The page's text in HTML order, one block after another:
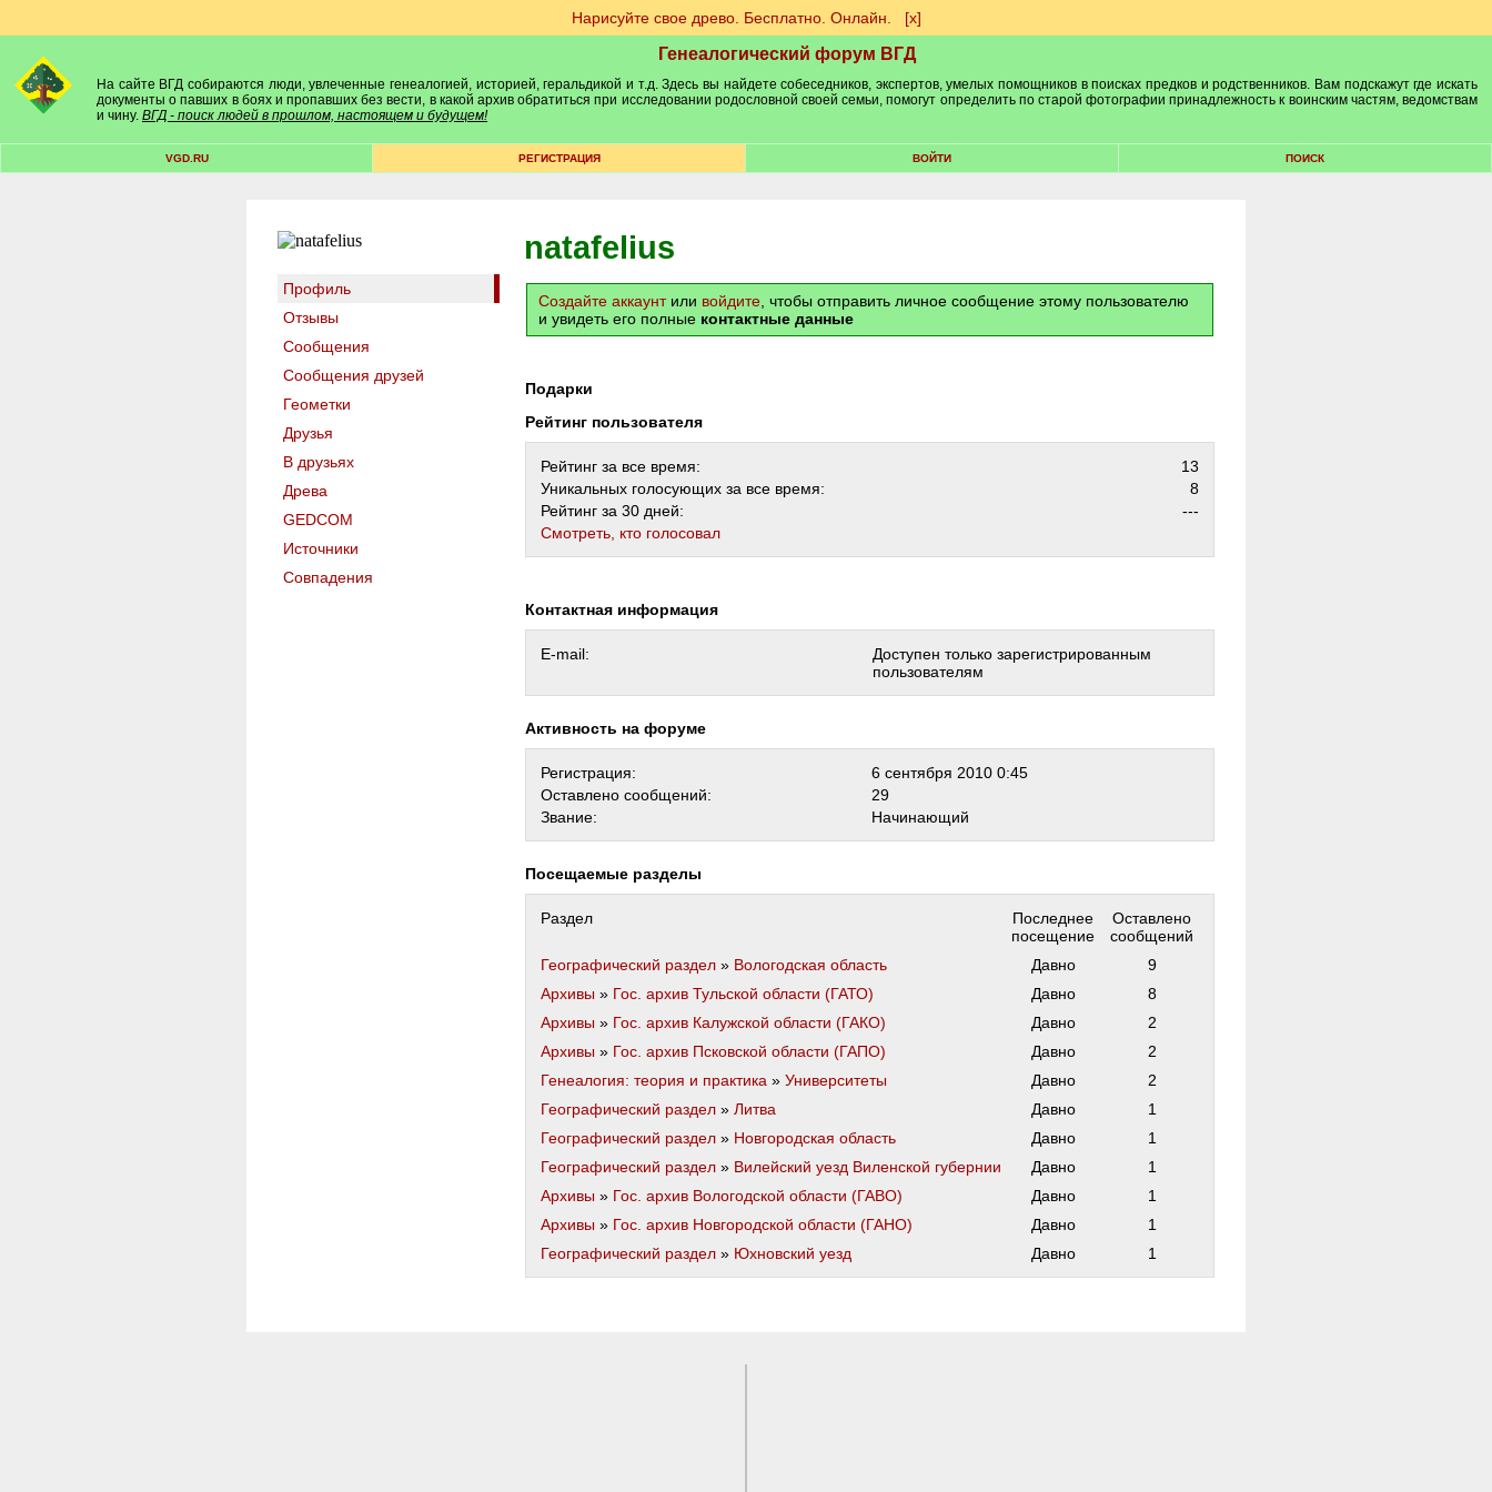
Нарисуйте свое древо. Бесплатно. Онлайн. [х]
Генеалогический форум ВГД
На сайте ВГД собираются люди, увлеченные генеалогией, историей, геральдикой и т.д. Здесь вы найдете собеседников, экспертов, умелых помощников в поисках предков и родственников. Вам подскажут где искать
документы о павших в боях и пропавших без вести, в какой архив обратиться при исследовании родословной своей семьи, помогут определить по старой фотографии принадлежность к воинским частям, ведомствам
и чину. ВГД - поиск людей в прошлом, настоящем и будущем!
VGD.RU РЕГИСТРАЦИЯ ВОЙТИ ПОИСК
Профиль
Отзывы
Сообщения
Сообщения друзей
Геометки
Друзья
В друзьях
Древа
GEDCOM
Источники
Совпадения
natafelius
Создайте аккаунтили войдите , чтобы отправить личное сообщение этому пользователю
и увидеть его полные контактные данные
Подарки
Рейтинг пользователя
Рейтинг за все время:
13
Уникальных голосующих за все время:
8
Рейтинг за 30 дней:
---
Cмотреть, кто голосовал
Контактная информация
E-mail:
Доступен только зарегистрированным
пользователям
Активность на форуме
Регистрация:
6 сентября 2010 0:45
Оставлено сообщений:
29
Звание:
Начинающий
Посещаемые разделы
Раздел
Последнее
посещение
Оставлено
сообщений
Географический раздел » Вологодская область Давно
9
Архивы » Гос. архив Тульской области (ГАТО) Давно
8
Архивы » Гос. архив Калужской области (ГАКО) Давно
2
Архивы » Гос. архив Псковской области (ГАПО) Давно
2
Генеалогия: теория и практика » Университеты Давно
2
Географический раздел » Литва Давно
1
Географический раздел » Новгородская область Давно
1
Географический раздел » Вилейский уезд Виленской губернии Давно
1
Архивы » Гос. архив Вологодской области (ГАВО) Давно
1
Архивы » Гос. архив Новгородской области (ГАНО) Давно
1
Географический раздел » Юхновский уезд Давно 1